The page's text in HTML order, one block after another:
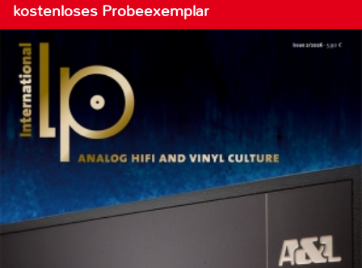
kostenloses Probeexemplar